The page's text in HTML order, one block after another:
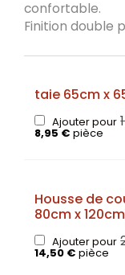
confortable.
Finition double
taie 65cm x
Ajouter pour
8,95 € pièce
Housse de
80cm x 120cm
Ajouter pour
14,50 € pièce